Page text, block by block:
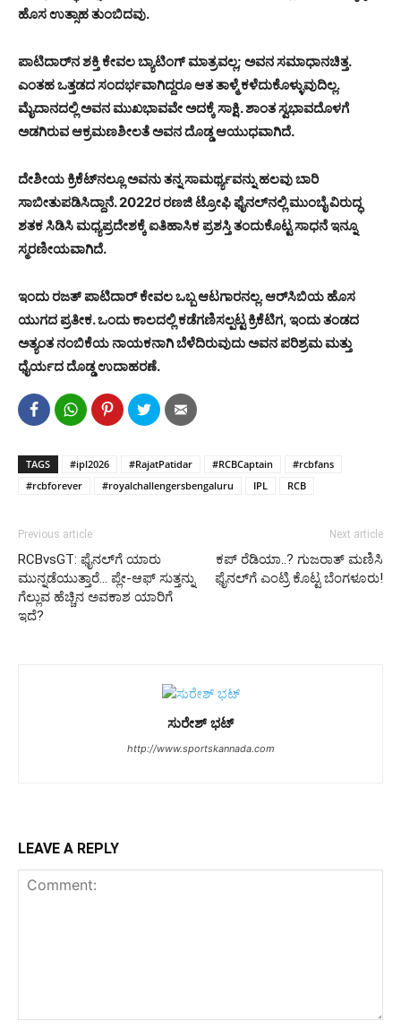
ಹೊಸ ಉತ್ಸಾಹ ತುಂಬಿದವು.
ಪಾಟಿದಾರ್‌ನ ಶಕ್ತಿ ಕೇವಲ ಬ್ಯಾಟಿಂಗ್ ಮಾತ್ರವಲ್ಲ; ಅವನ ಸಮಾಧಾನಚಿತ್ತ.
ಎಂತಹ ಒತ್ತಡದ ಸಂದರ್ಭವಾಗಿದ್ದರೂ ಆತ ತಾಳ್ಮೆ ಕಳೆದುಕೊಳ್ಳುವುದಿಲ್ಲ.
ಮೈದಾನದಲ್ಲಿ ಅವನ ಮುಖಭಾವವೇ ಅದಕ್ಕೆ ಸಾಕ್ಷಿ. ಶಾಂತ ಸ್ವಭಾವದೊಳಗೆ
ಅಡಗಿರುವ ಆಕ್ರಮಣಶೀಲತೆ ಅವನ ದೊಡ್ಡ ಆಯುಧವಾಗಿದೆ.
ದೇಶೀಯ ಕ್ರಿಕೆಟ್‌ನಲ್ಲೂ ಅವನು ತನ್ನ ಸಾಮರ್ಥ್ಯವನ್ನು ಹಲವು ಬಾರಿ
ಸಾಬೀತುಪಡಿಸಿದ್ದಾನೆ. 2022ರ ರಣಜಿ ಟ್ರೋಫಿ ಫೈನಲ್‌ನಲ್ಲಿ ಮುಂಬೈ ವಿರುದ್ಧ
ಶತಕ ಸಿಡಿಸಿ ಮಧ್ಯಪ್ರದೇಶಕ್ಕೆ ಐತಿಹಾಸಿಕ ಪ್ರಶಸ್ತಿ ತಂದುಕೊಟ್ಟ ಸಾಧನೆ ಇನ್ನೂ
ಸ್ಮರಣೀಯವಾಗಿದೆ.
ಇಂದು ರಜತ್ ಪಾಟಿದಾರ್ ಕೇವಲ ಒಬ್ಬ ಆಟಗಾರನಲ್ಲ. ಆರ್‌ಸಿಬಿಯ ಹೊಸ
ಯುಗದ ಪ್ರತೀಕ. ಒಂದು ಕಾಲದಲ್ಲಿ ಕಡೆಗಣಿಸಲ್ಪಟ್ಟ ಕ್ರಿಕೆಟಿಗ, ಇಂದು ತಂಡದ
ಅತ್ಯಂತ ನಂಬಿಕೆಯ ನಾಯಕನಾಗಿ ಬೆಳೆದಿರುವುದು ಅವನ ಪರಿಶ್ರಮ ಮತ್ತು
ಧೈರ್ಯದ ದೊಡ್ಡ ಉದಾಹರಣೆ.
TAGS #ipl2026 #RajatPatidar #RCBCaptain
#rcbfans
#rcbforever
#royalchallengersbengaluru IPL RCB
Previous article
RCBvsGT: ಫೈನಲ್‌ಗೆ ಯಾರು
ಮುನ್ನಡೆಯುತ್ತಾರೆ… ಪ್ಲೇ-ಆಫ್ ಸುತ್ತನ್ನು
ಗೆಲ್ಲುವ ಹೆಚ್ಚಿನ ಅವಕಾಶ ಯಾರಿಗೆ
ಇದೆ?
Next article
ಕಪ್ ರೆಡಿಯಾ..? ಗುಜರಾತ್ ಮಣಿಸಿ
ಫೈನಲ್‌ಗೆ ಎಂಟ್ರಿ ಕೊಟ್ಟ ಬೆಂಗಳೂರು!
ಸುರೇಶ್ ಭಟ್
http://www.sportskannada.com
LEAVE A REPLY